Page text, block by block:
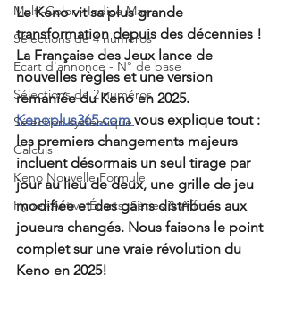
Multi-Color - Indice Max
Sélections de 4 numéros
Ecart d'annonce - N° de base
Sélections de 2 numéros
Sélection systémique
Calculs
Keno Nouvelle Formule
Hyper-Active Écarts, Séries & Affin
Le Keno vit sa plus grande
transformation depuis des décennies !
La Française des Jeux lance de
nouvelles règles et une version
remaniée du Keno en 2025.
Kenoplus365.com vous explique tout :
les premiers changements majeurs
incluent désormais un seul tirage par
jour au lieu de deux, une grille de jeu
modifiée et des gains distribués aux
joueurs changés. Nous faisons le point
complet sur une vraie révolution du
Keno en 2025!